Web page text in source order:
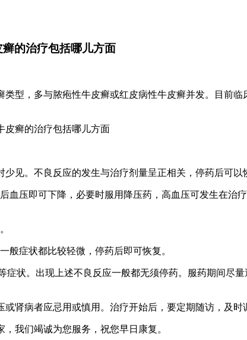
癣的治疗包括哪儿方面
，多与脓疱性牛皮癣或红皮病性牛皮癣并发。目前临
。不良反应的发生与治疗剂量呈正相关，停药后可以
压即可下降，必要时服用降压药，高血压可发生在治
症状都比较轻微，停药后即可恢复。
。出现上述不良反应一般都无须停药。服药期间尽
病者应忌用或慎用。治疗开始后，要定期随访，及时
我们竭诚为您服务，祝您早日康复。